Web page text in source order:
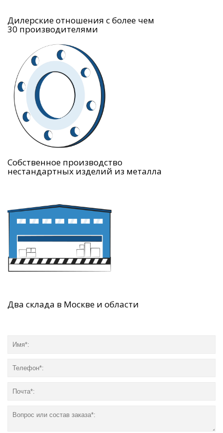
Дилерские отношения с более чем
30 производителями
Собственное производство
нестандартных изделий из металла
Два склада в Москве и области